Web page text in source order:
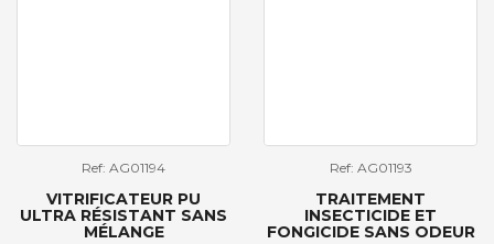
Ref: AG01194
VITRIFICATEUR PU
ULTRA RÉSISTANT SANS
MÉLANGE
Ref: AG01193
TRAITEMENT
INSECTICIDE ET
FONGICIDE SANS ODEUR